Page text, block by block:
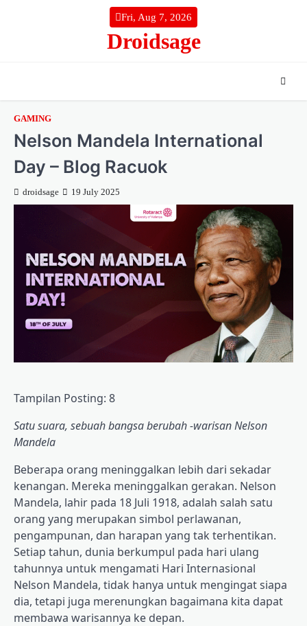
Fri, Aug 7, 2026
Droidsage
GAMING
Nelson Mandela International
Day – Blog Racuok
droidsage 19 July 2025
Tampilan Posting: 8
Satu suara, sebuah bangsa berubah -warisan Nelson
Mandela
Beberapa orang meninggalkan lebih dari sekadar
kenangan. Mereka meninggalkan gerakan. Nelson
Mandela, lahir pada 18 Juli 1918, adalah salah satu
orang yang merupakan simbol perlawanan,
pengampunan, dan harapan yang tak terhentikan.
Setiap tahun, dunia berkumpul pada hari ulang
tahunnya untuk mengamati Hari Internasional
Nelson Mandela, tidak hanya untuk mengingat siapa
dia, tetapi juga merenungkan bagaimana kita dapat
membawa warisannya ke depan.